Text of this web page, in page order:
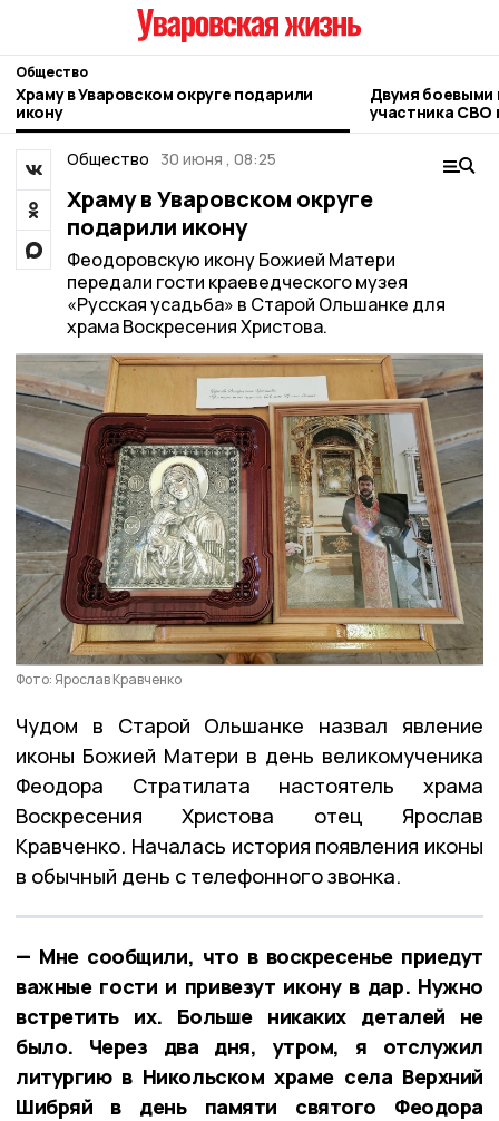
Общество
Храму в Уваровском округе подарили
икону
Двумя боевыми
участника СВО
Общество 30 июня , 08:25
Храму в Уваровском округе
подарили икону
Феодоровскую икону Божией Матери
передали гости краеведческого музея
«Русская усадьба» в Старой Ольшанке для
храма Воскресения Христова.
Фото: Ярослав Кравченко
Чудом в Старой Ольшанке назвал явление
иконы Божией Матери в день великомученика
Феодора Стратилата настоятель храма
Воскресения Христова отец Ярослав
Кравченко. Началась история появления иконы
в обычный день с телефонного звонка.
— Мне сообщили, что в воскресенье приедут
важные гости и привезут икону в дар. Нужно
встретить их. Больше никаких деталей не
было. Через два дня, утром, я отслужил
литургию в Никольском храме села Верхний
Шибряй в день памяти святого Феодора